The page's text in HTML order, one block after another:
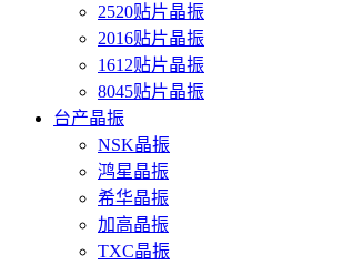
2520贴片晶振
2016贴片晶振
1612贴片晶振
8045贴片晶振
台产晶振
NSK晶振
鸿星晶振
希华晶振
加高晶振
TXC晶振